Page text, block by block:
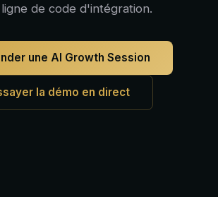
de code d'intégration.
une AI Growth Session
la démo en direct